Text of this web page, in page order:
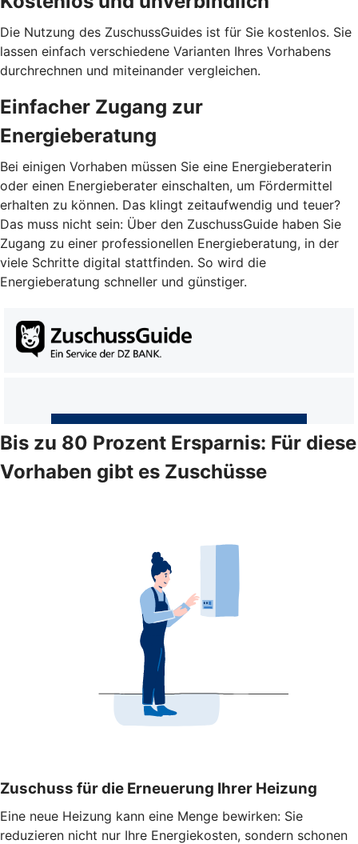
Die Nutzung des ZuschussGuides ist für Sie kostenlos. Sie
lassen einfach verschiedene Varianten Ihres Vorhabens
durchrechnen und miteinander vergleichen.
Einfacher Zugang zur
Energieberatung
Bei einigen Vorhaben müssen Sie eine Energieberaterin
oder einen Energieberater einschalten, um Fördermittel
erhalten zu können. Das klingt zeitaufwendig und teuer?
Das muss nicht sein: Über den ZuschussGuide haben Sie
Zugang zu einer professionellen Energieberatung, in der
viele Schritte digital stattfinden. So wird die
Energieberatung schneller und günstiger.
Bis zu 80 Prozent Ersparnis: Für diese
Vorhaben gibt es Zuschüsse
Zuschuss für die Erneuerung Ihrer Heizung
Eine neue Heizung kann eine Menge bewirken: Sie
reduzieren nicht nur Ihre Energiekosten, sondern schonen